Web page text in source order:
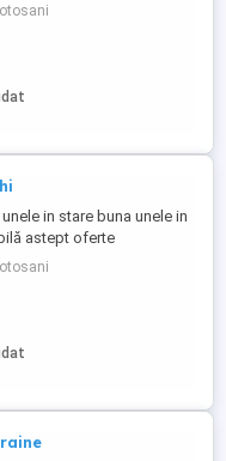
in stare buna unele in
astept oferte